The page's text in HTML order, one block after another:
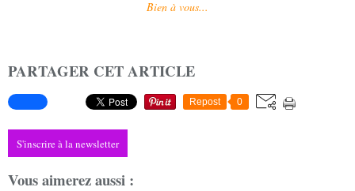
Bien à vous...
PARTAGER CET ARTICLE
Repost 0
S'inscrire à la newsletter
Vous aimerez aussi :